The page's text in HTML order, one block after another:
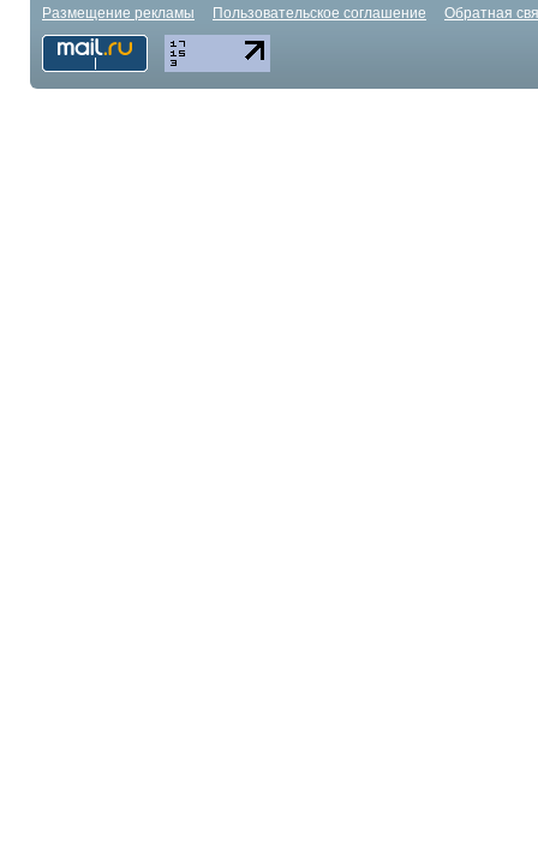
Размещение рекламы Пользовательское соглашение Обратная